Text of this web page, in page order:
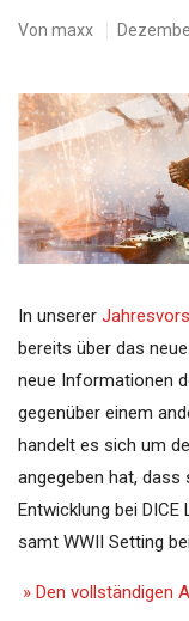
Von maxx
In unserer
bereits über das
neue Informationen
gegenüber einem
handelt es sich um
angegeben hat, dass
Entwicklung bei
samt WWII Setting
» Den vollständigen